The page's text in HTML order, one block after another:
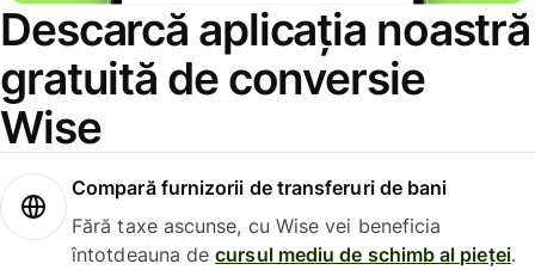
Descarcă aplicația noastră
gratuită de conversie
Wise
Compară furnizorii de transferuri de bani
Fără taxe ascunse, cu Wise vei beneficia
întotdeauna decursul mediu de schimb al pieței.